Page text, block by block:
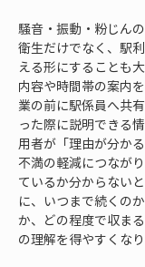
騒音・振動・粉じん
衛生だけでなく、駅
える形にすることも
内容や時間帯の案内
業の前に駅係員へ共
った際に説明できる
用者が「理由が分か
不満の軽減につなが
ているか分からない
に、いつまで続くの
か、どの程度で収ま
の理解を得やすくなり